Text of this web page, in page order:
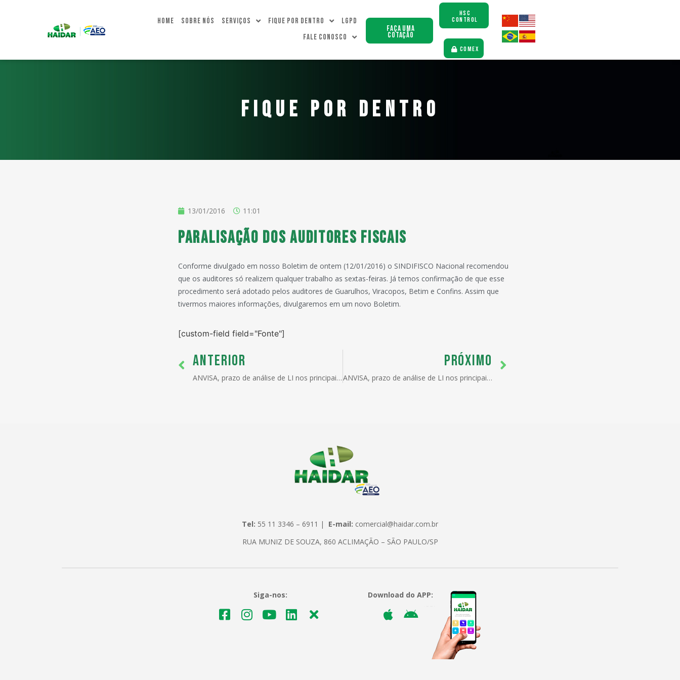
Home Sobre Nós Serviços Fique Por dentro
LGPD
Fale Conosco
Faça uma
Cotação
HSC
CONTROL
COMEX
FIQUE POR DENTRO
13/01/2016 11:01
Paralisação dos Auditores Fiscais
Conforme divulgado em nosso Boletim de ontem (12/01/2016) o SINDIFISCO Nacional recomendou
que os auditores só realizem qualquer trabalho as sextas-feiras. Já temos confirmação de que esse
procedimento será adotado pelos auditores de Guarulhos, Viracopos, Betim e Confins. Assim que
tivermos maiores informações, divulgaremos em um novo Boletim.
[custom-field field="Fonte"]
ANTERIOR
ANVISA, prazo de análise de LI nos principais postos
PRÓXIMO
ANVISA, prazo de análise de LI nos principais postos
Tel: 55 11 3346 – 6911 | E-mail: comercial@haidar.com.br
RUA MUNIZ DE SOUZA, 860 ACLIMAÇÃO – SÃO PAULO/SP
Siga-nos: Download do APP: